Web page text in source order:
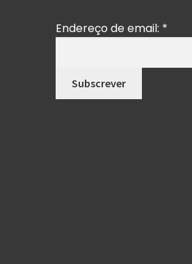
Endereço de email: *